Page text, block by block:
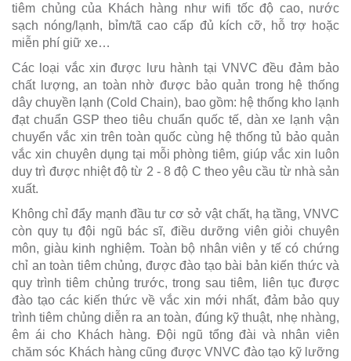
tiêm chủng của Khách hàng như wifi tốc độ cao, nước
sạch nóng/lạnh, bỉm/tã cao cấp đủ kích cỡ, hỗ trợ hoặc
miễn phí giữ xe…
Các loại vắc xin được lưu hành tại VNVC đều đảm bảo
chất lượng, an toàn nhờ được bảo quản trong hệ thống
dây chuyền lạnh (Cold Chain), bao gồm: hệ thống kho lạnh
đạt chuẩn GSP theo tiêu chuẩn quốc tế, dàn xe lạnh vận
chuyển vắc xin trên toàn quốc cùng hệ thống tủ bảo quản
vắc xin chuyên dụng tại mỗi phòng tiêm, giúp vắc xin luôn
duy trì được nhiệt độ từ 2 - 8 độ C theo yêu cầu từ nhà sản
xuất.
Không chỉ đẩy mạnh đầu tư cơ sở vật chất, hạ tầng, VNVC
còn quy tụ đội ngũ bác sĩ, điều dưỡng viên giỏi chuyên
môn, giàu kinh nghiệm. Toàn bộ nhân viên y tế có chứng
chỉ an toàn tiêm chủng, được đào tạo bài bản kiến thức và
quy trình tiêm chủng trước, trong sau tiêm, liên tục được
đào tạo các kiến thức về vắc xin mới nhất, đảm bảo quy
trình tiêm chủng diễn ra an toàn, đúng kỹ thuật, nhẹ nhàng,
êm ái cho Khách hàng. Đội ngũ tổng đài và nhân viên
chăm sóc Khách hàng cũng được VNVC đào tạo kỹ lưỡng